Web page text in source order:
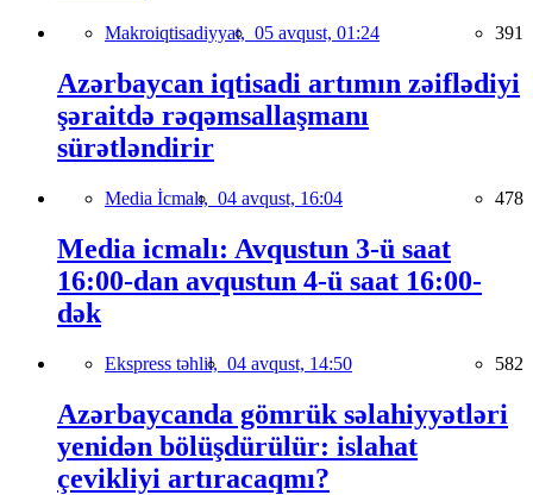
Makroiqtisadiyyat, 05 avqust, 01:24 391
Azərbaycan iqtisadi artımın zəiflədiyi
şəraitdə rəqəmsallaşmanı
sürətləndirir
Media İcmalı, 04 avqust, 16:04 478
Media icmalı: Avqustun 3-ü saat
16:00-dan avqustun 4-ü saat 16:00-
dək
Ekspress təhlil, 04 avqust, 14:50 582
Azərbaycanda gömrük səlahiyyətləri
yenidən bölüşdürülür: islahat
çevikliyi artıracaqmı?